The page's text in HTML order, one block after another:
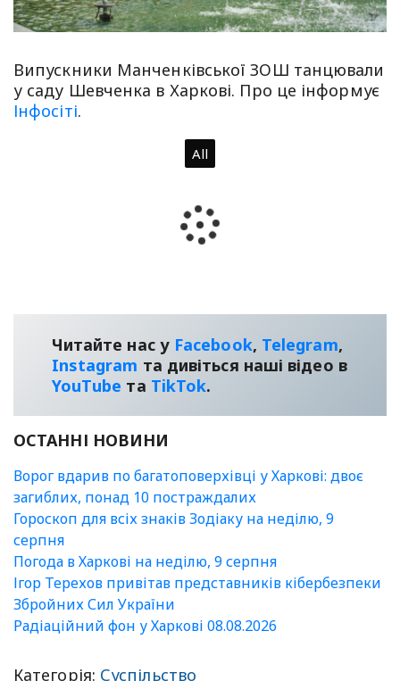
Випускники Манченківської ЗОШ танцювали
у саду Шевченка в Харкові. Про це інформує
Інфосіті.
All
Читайте нас у Facebook, Telegram,
Instagram та дивіться наші відео в
YouТube та TikTok.
ОСТАННІ НОВИНИ
Ворог вдарив по багатоповерхівці у Харкові: двоє
загиблих, понад 10 постраждалих
Гороскоп для всіх знаків Зодіаку на неділю, 9
серпня
Погода в Харкові на неділю, 9 серпня
Ігор Терехов привітав представників кібербезпеки
Збройних Сил України
Радіаційний фон у Харкові 08.08.2026
Категорія: Суспільство